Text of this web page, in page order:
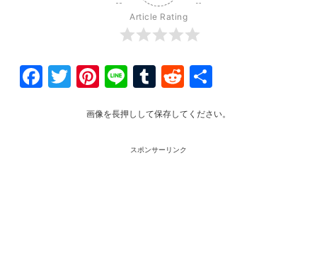
Article Rating
Facebook
Twitter
Pinterest
LineTumblr
Reddit
画像を長押しして保存してください。
スポンサーリンク